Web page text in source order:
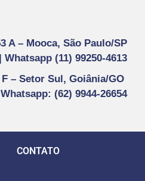
A – Mooca, São Paulo/SP
Whatsapp (11) 99250-4613
– Setor Sul, Goiânia/GO
: (62) 9944-26654
CONTATO